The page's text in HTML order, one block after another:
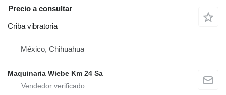
Precio a consultar
Criba vibratoria
México, Chihuahua
Maquinaria Wiebe Km 24 Sa